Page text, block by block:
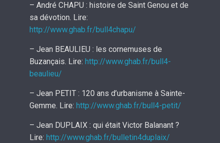
– André CHAPU : histoire de Saint Genou et de
sa dévotion. Lire:
http://www.ghab.fr/bull4chapu/
– Jean BEAULIEU : les cornemuses de
Buzançais. Lire: http://www.ghab.fr/bull4-
beaulieu/
– Jean PETIT : 120 ans d’urbanisme à Sainte-
Gemme. Lire: http://www.ghab.fr/bull4-petit/
– Jean DUPLAIX : qui était Victor Balanant ?
Lire: http://www.ghab.fr/bulletin4duplaix/